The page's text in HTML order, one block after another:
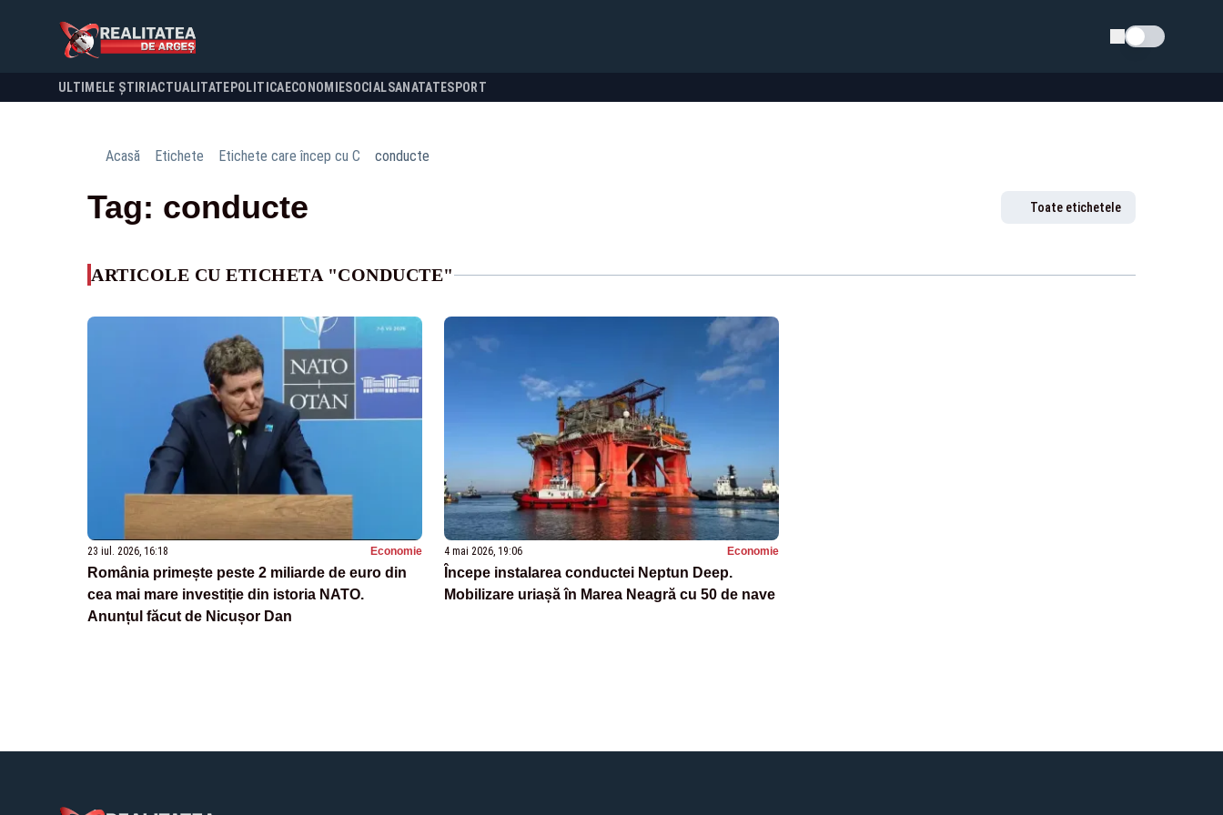
Schimba tema
ULTIMELE ȘTIRI ACTUALITATE POLITICA ECONOMIESOCIALSANATATESPORT
Acasă Etichete Etichete care încep cu C conducte
Tag: conducte Toate etichetele
ARTICOLE CU ETICHETA "CONDUCTE"
23 iul. 2026, 16:18 Economie
România primește peste 2 miliarde de euro din
cea mai mare investiție din istoria NATO.
Anunțul făcut de Nicușor Dan
4 mai 2026, 19:06 Economie
Începe instalarea conductei Neptun Deep.
Mobilizare uriașă în Marea Neagră cu 50 de nave